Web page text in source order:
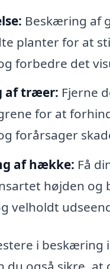
Beskæring af
planter for at
forbedre det
af træer: Fjerne
for at
forårsager
af hække: Få
højden og
velholdt
i beskæring